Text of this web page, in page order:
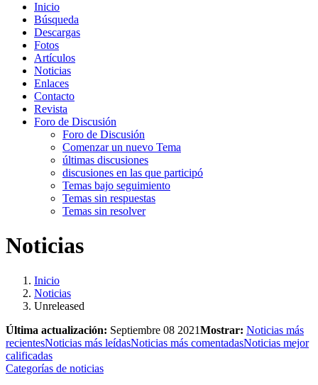
Inicio
Búsqueda
Descargas
Fotos
Artículos
Noticias
Enlaces
Contacto
Revista
Foro de Discusión
Foro de Discusión
Comenzar un nuevo Tema
últimas discusiones
discusiones en las que participó
Temas bajo seguimiento
Temas sin respuestas
Temas sin resolver
Noticias
Inicio
Noticias
Unreleased
Última actualización: Septiembre 08 2021Mostrar: Noticias más
recientesNoticias más leídasNoticias más comentadasNoticias mejor
calificadas
Categorías de noticias